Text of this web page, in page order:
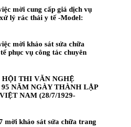
mời cung cấp giá dịch vụ
lý rác thải y tế -Model:
mời khảo sát sửa chữa
phục vụ công tác chuyên
HỘI THI VĂN NGHỆ
NĂM NGÀY THÀNH LẬP
NAM (28/7/1929-
mời khảo sát sửa chữa trang